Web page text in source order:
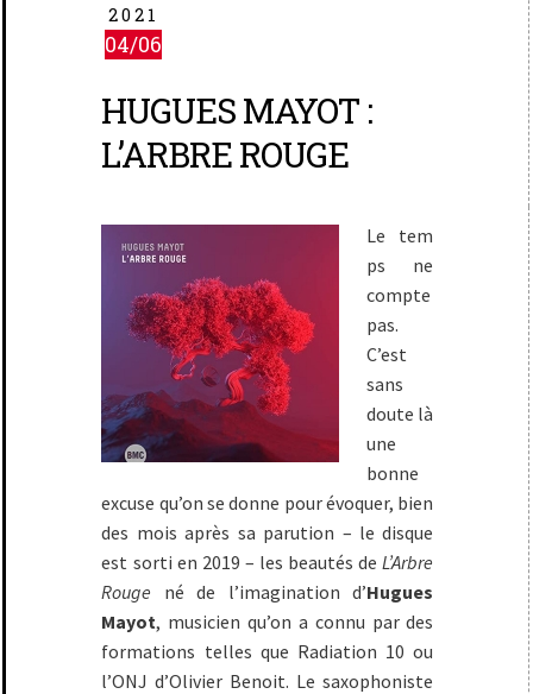
2021
04/06
HUGUES MAYOT :
L’ARBRE ROUGE
Le tem
ps ne
compte
pas.
C’est
sans
doute là
une
bonne
excuse qu’on se donne pour évoquer, bien
des mois après sa parution – le disque
est sorti en 2019 – les beautés deL’Arbre
Rouge né de l’imagination d’Hugues
Mayot, musicien qu’on a connu par des
formations telles que Radiation 10 ou
l’ONJ d’Olivier Benoit. Le saxophoniste